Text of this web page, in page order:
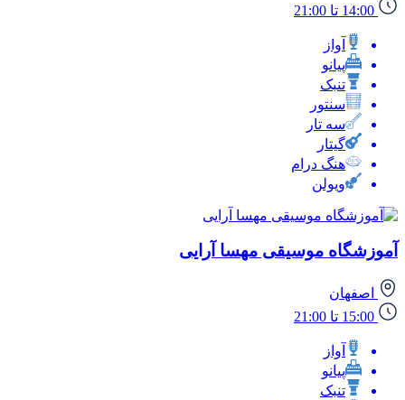
14:00 تا 21:00
آواز
پیانو
تنبک
سنتور
سه تار
گیتار
هنگ درام
ویولن
آموزشگاه موسیقی مهسا آرایی
اصفهان
15:00 تا 21:00
آواز
پیانو
تنبک